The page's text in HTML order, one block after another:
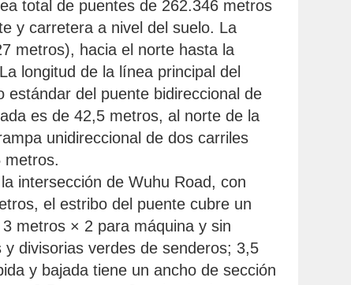
total de puentes de 262.346 metros
y carretera a nivel del suelo. La
metros), hacia el norte hasta la
longitud de la línea principal del
del puente bidireccional de
es de 42,5 metros, al norte de la
unidireccional de dos carriles
metros.
intersección de Wuhu Road, con
el estribo del puente cubre un
metros × 2 para máquina y sin
divisorias verdes de senderos; 3,5
y bajada tiene un ancho de sección